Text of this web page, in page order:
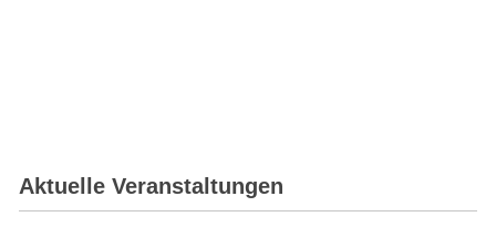
Aktuelle Veranstaltungen